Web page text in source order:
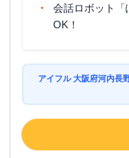
会話ロボット「
OK！
アイフル 大阪府河内長